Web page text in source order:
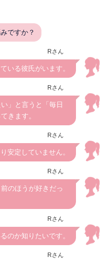
ですか？
Rさん
いる彼氏がいます。
Rさん
」と言うと「毎日
きます。
Rさん
安定していません。
Rさん
のほうが好きだっ
Rさん
のか知りたいです。
Rさん